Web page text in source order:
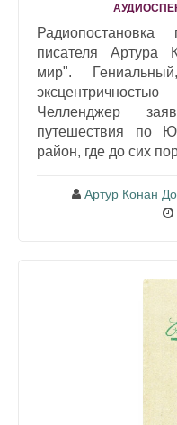
писателя Артура
мир".
Челленджер
путешествия по
район, где до сих
Артур Конан